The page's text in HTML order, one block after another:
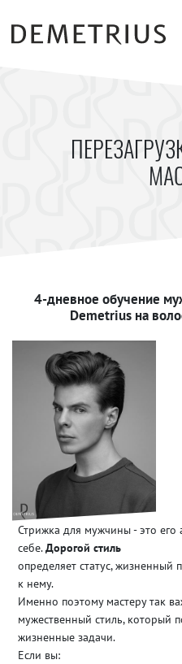
4-дневное обучение
Demetrius на
Стрижка для мужчины - это его
себе.Дорогой стиль
определяет статус,
к нему.
Именно поэтому мастеру так
мужественный стиль, который
жизненные задачи.
Если вы: